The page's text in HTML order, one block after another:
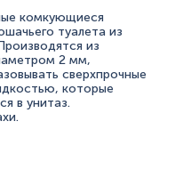
комкующиеся
туалета из
из
2 мм,
сверхпрочные
которые
в унитаз.